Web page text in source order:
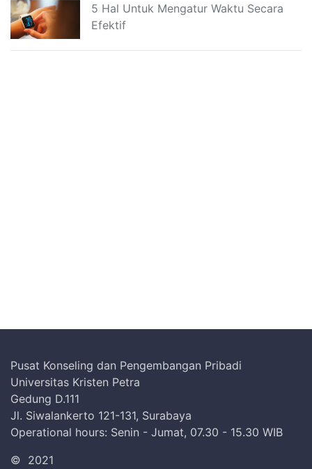
5 Hal Untuk Mengatur Waktu Secara
Efektif
Pusat Konseling dan Pengembangan Pribadi
Universitas Kristen Petra
Gedung D.111
Jl. Siwalankerto 121-131, Surabaya
Operational hours: Senin - Jumat, 07.30 - 15.30 WIB
© 2021